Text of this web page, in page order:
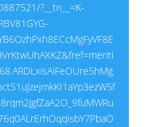
?__tn__=K-